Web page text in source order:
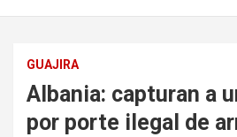
GUAJIRA
Albania: capturan a
por porte ilegal de